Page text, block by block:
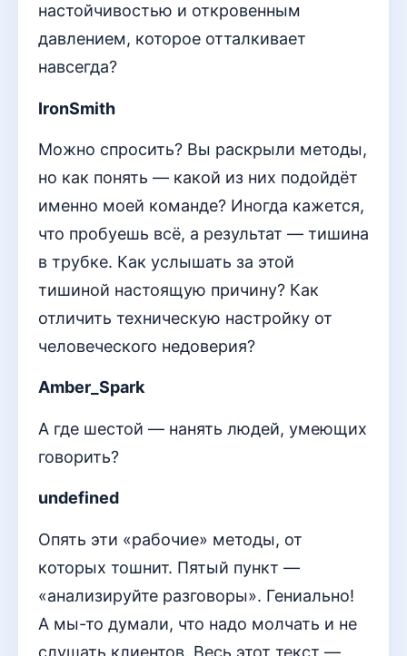
настойчивостью и откровенным
давлением, которое отталкивает
навсегда?
IronSmith
Можно спросить? Вы раскрыли методы,
но как понять — какой из них подойдёт
именно моей команде? Иногда кажется,
что пробуешь всё, а результат — тишина
в трубке. Как услышать за этой
тишиной настоящую причину? Как
отличить техническую настройку от
человеческого недоверия?
Amber_Spark
А где шестой — нанять людей, умеющих
говорить?
undefined
Опять эти «рабочие» методы, от
которых тошнит. Пятый пункт —
«анализируйте разговоры». Гениально!
А мы-то думали, что надо молчать и не
слушать клиентов. Весь этот текст —